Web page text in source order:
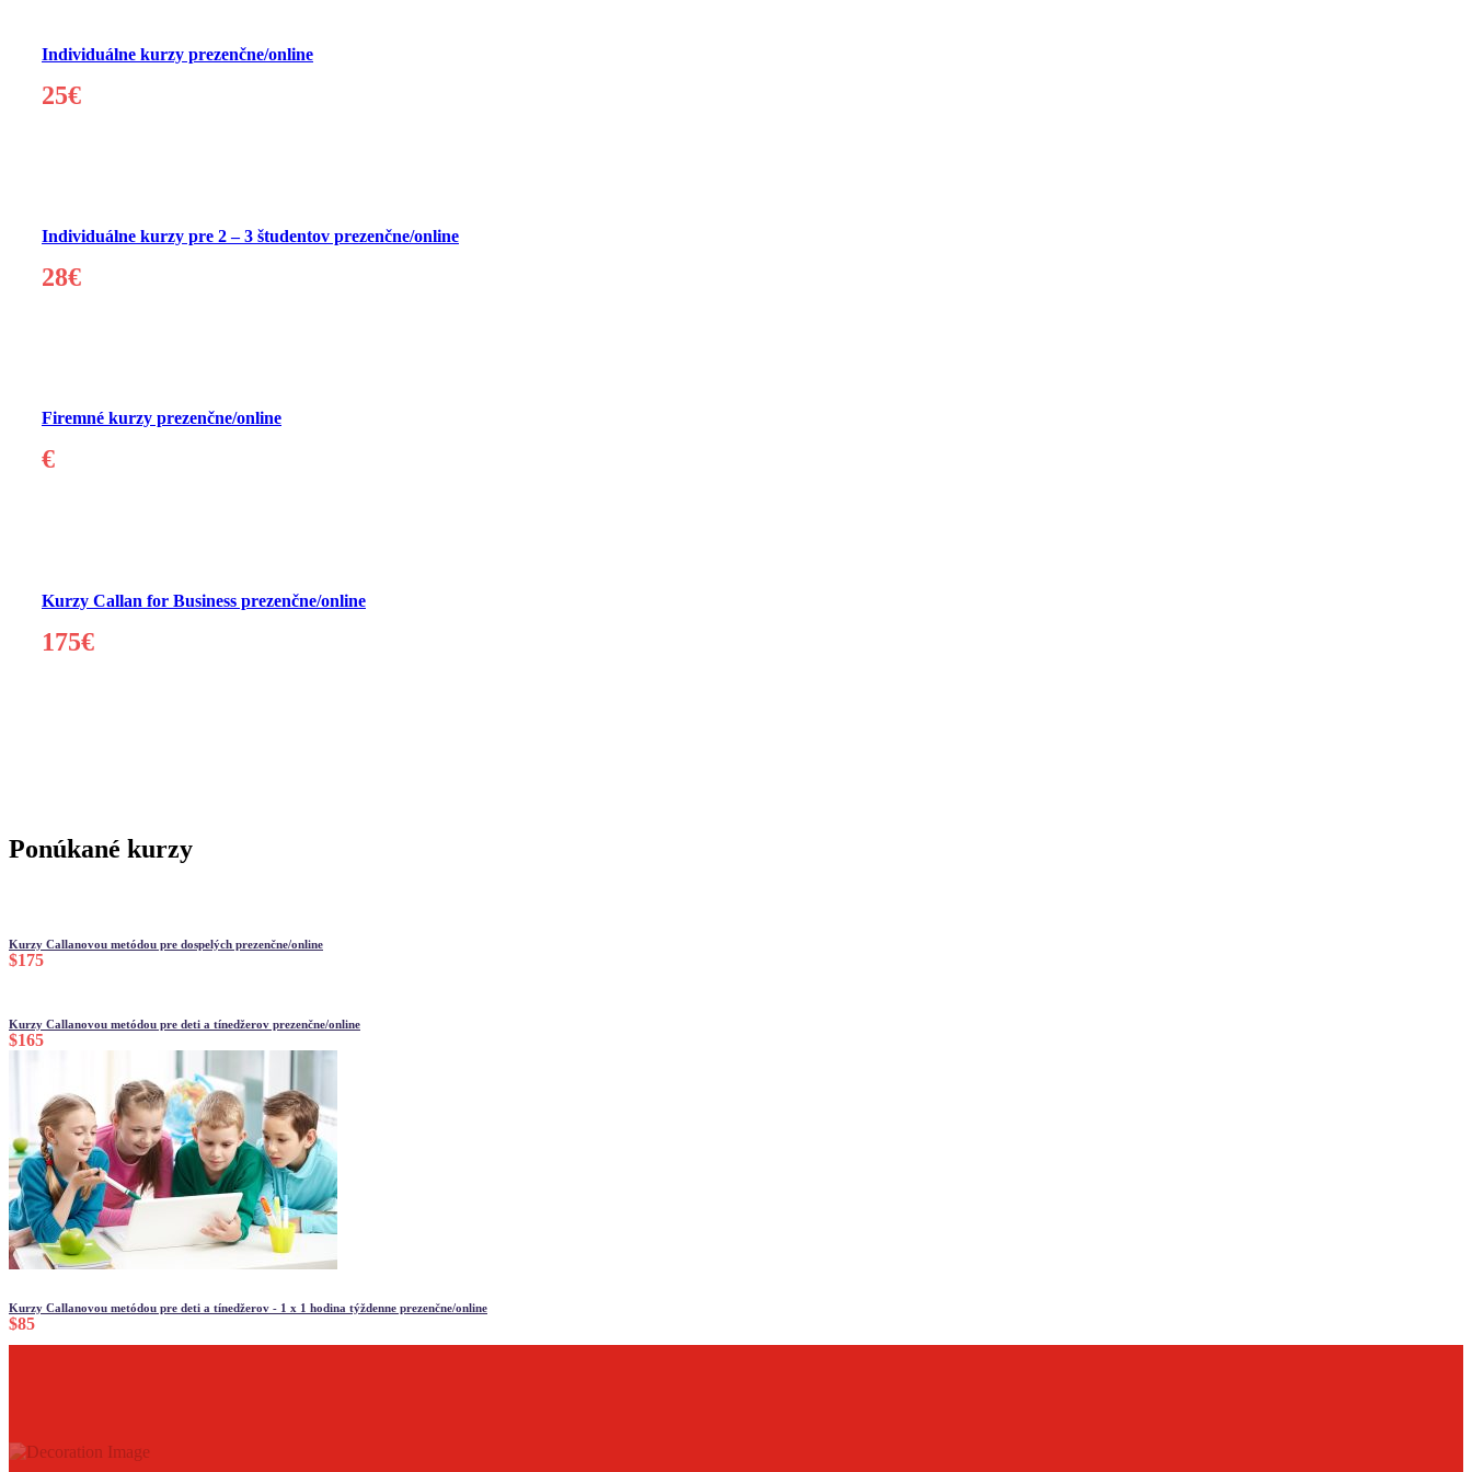
Individuálne kurzy prezenčne/online
25€
Individuálne kurzy pre 2 – 3 študentov prezenčne/online
28€
Firemné kurzy prezenčne/online
€
Kurzy Callan for Business prezenčne/online
175€
Ponúkané kurzy
Kurzy Callanovou metódou pre dospelých prezenčne/online
$175
Kurzy Callanovou metódou pre deti a tínedžerov prezenčne/online
$165
Kurzy Callanovou metódou pre deti a tínedžerov - 1 x 1 hodina týždenne prezenčne/online
$85